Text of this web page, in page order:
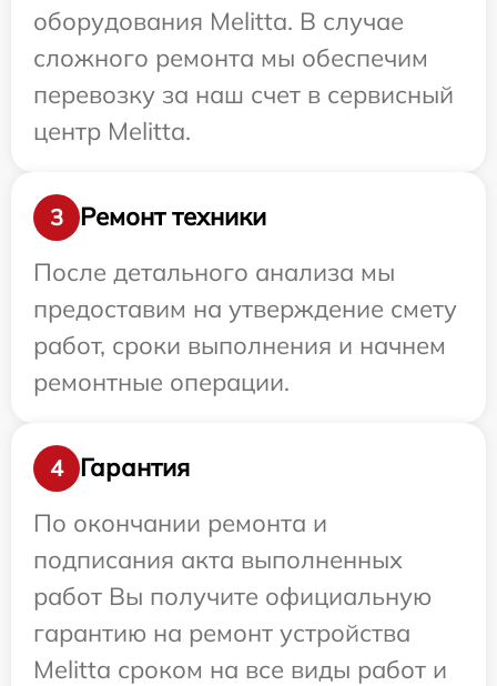
оборудования Melitta. В случае
сложного ремонта мы обеспечим
перевозку за наш счет в сервисный
центр Melitta.
3
Ремонт техники
После детального анализа мы
предоставим на утверждение смету
работ, сроки выполнения и начнем
ремонтные операции.
4
Гарантия
По окончании ремонта и
подписания акта выполненных
работ Вы получите официальную
гарантию на ремонт устройства
Melitta сроком на все виды работ и